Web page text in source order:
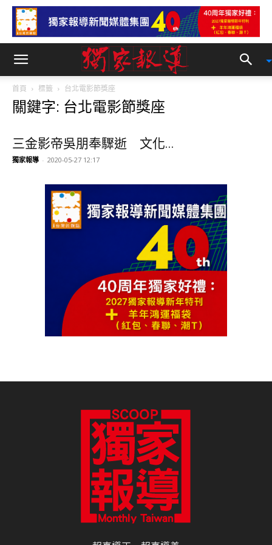
首頁 標籤 台北電影節獎座
關鍵字: 台北電影節獎座
三金影帝吳朋奉驟逝 文化...
獨家報導 - 2020-05-27 12:17